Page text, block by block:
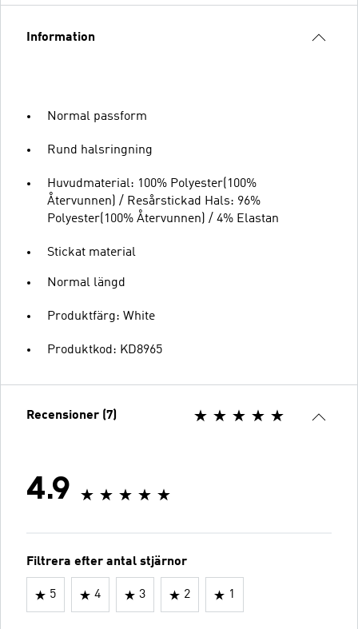
Information
Normal passform
Rund halsringning
Huvudmaterial: 100% Polyester(100%
Återvunnen) / Resårstickad Hals: 96%
Polyester(100% Återvunnen) / 4% Elastan
Stickat material
Normal längd
Produktfärg: White
Produktkod: KD8965
Recensioner (7)
4.9
Filtrera efter antal stjärnor
5 4 3 2 1